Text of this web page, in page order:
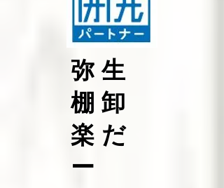
弥生
棚卸
楽だ
ー